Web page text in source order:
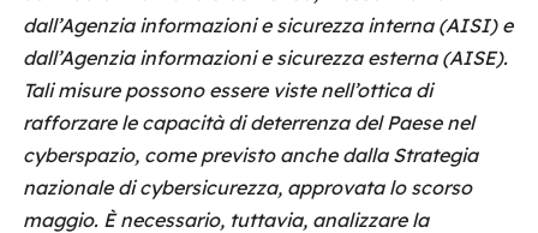
dall’Agenzia informazioni e sicurezza interna (AISI) e
dall’Agenzia informazioni e sicurezza esterna (AISE).
Tali misure possono essere viste nell’ottica di
rafforzare le capacità di deterrenza del Paese nel
cyberspazio, come previsto anche dalla Strategia
nazionale di cybersicurezza, approvata lo scorso
maggio. È necessario, tuttavia, analizzare la